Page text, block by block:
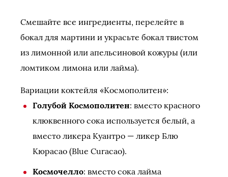
Смешайте все ингредиенты, перелейте в
бокал для мартини и украсьте бокал твистом
из лимонной или апельсиновой кожуры (или
ломтиком лимона или лайма).
Вариации коктейля «Космополитен»:
Голубой Космополитен: вместо красного
клюквенного сока используется белый, а
вместо ликера Куантро — ликер Блю
Кюрасао (Blue Curacao).
Космочелло: вместо сока лайма